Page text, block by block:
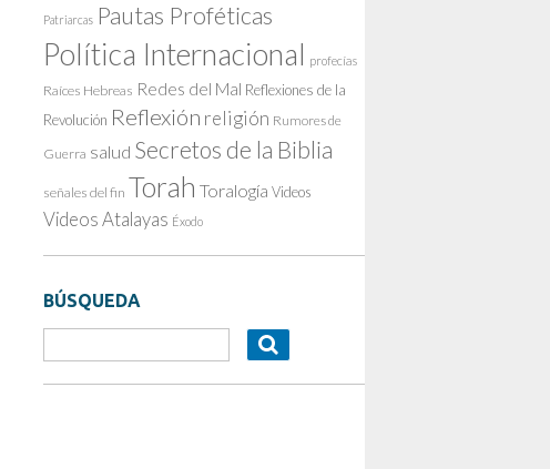
Patriarcas Pautas Proféticas
Política Internacional profecías
Raíces Hebreas Redes del Mal Reflexiones de la
Revolución Reflexión religión Rumores de
Guerra salud Secretos de la Biblia
señales del fin Torah Toralogía Videos
Videos Atalayas Éxodo
BÚSQUEDA